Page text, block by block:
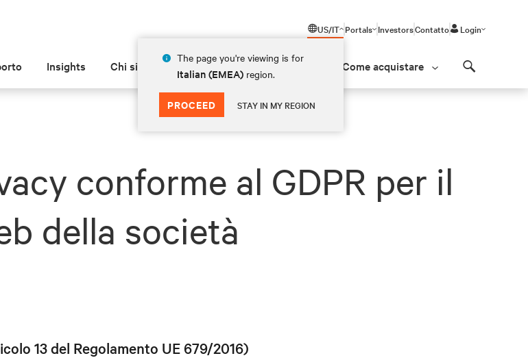
US/IT
The page you're viewing is for
Italian (EMEA) region.
PROCEED STAY IN MY REGION
Portals InvestorsContatto Login
Insights Chi siamo Come acquistare
conforme al GDPR per il
della società
13 del Regolamento UE 679/2016)